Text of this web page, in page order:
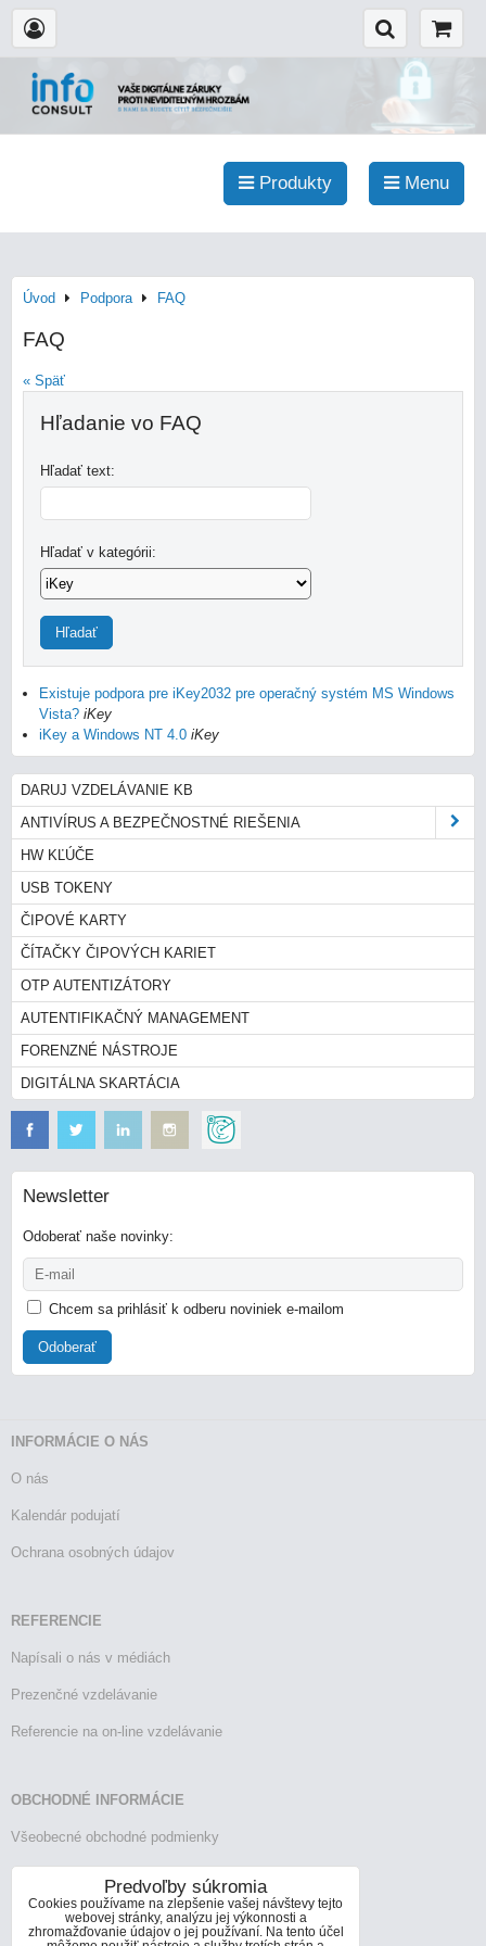
Produkty Menu
Úvod Podpora FAQ
FAQ
« Späť
Hľadanie vo FAQ
Hľadať text:
Hľadať v kategórii:
Hľadať
Existuje podpora pre iKey2032 pre operačný systém MS Windows
Vista? iKey
iKey a Windows NT 4.0 iKey
DARUJ VZDELÁVANIE KB
ANTIVÍRUS A BEZPEČNOSTNÉ RIEŠENIA
HW KĽÚČE
USB TOKENY
ČIPOVÉ KARTY
ČÍTAČKY ČIPOVÝCH KARIET
OTP AUTENTIZÁTORY
AUTENTIFIKAČNÝ MANAGEMENT
FORENZNÉ NÁSTROJE
DIGITÁLNA SKARTÁCIA
Newsletter
Odoberať naše novinky:
Chcem sa prihlásiť k odberu noviniek e-mailom
Odoberať
INFORMÁCIE O NÁS
O nás
Kalendár podujatí
Ochrana osobných údajov
REFERENCIE
Napísali o nás v médiách
Prezenčné vzdelávanie
Referencie na on-line vzdelávanie
OBCHODNÉ INFORMÁCIE
Všeobecné obchodné podmienky
Reklamačný poriadok
Vrátenie tovaru
Predvoľby súkromia
Cookies používame na zlepšenie vašej návštevy tejto
webovej stránky, analýzu jej výkonnosti a
zhromažďovanie údajov o jej používaní. Na tento účel